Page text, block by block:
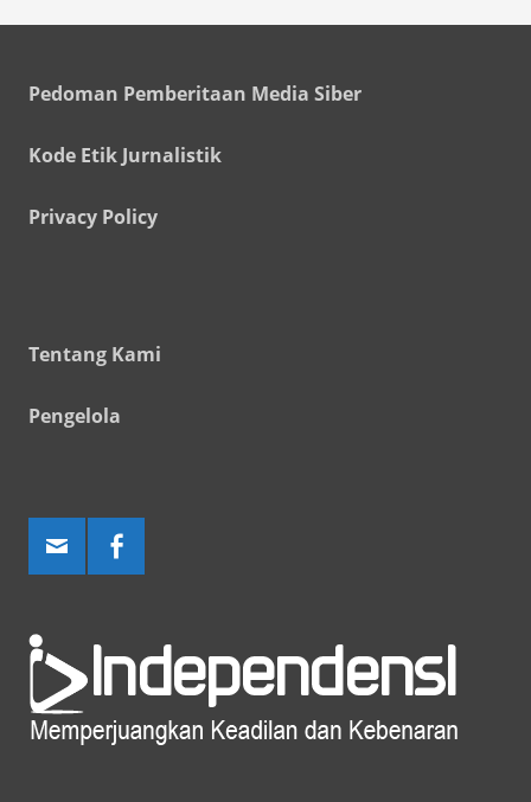
Pedoman Pemberitaan Media Siber
Kode Etik Jurnalistik
Privacy Policy
Tentang Kami
Pengelola